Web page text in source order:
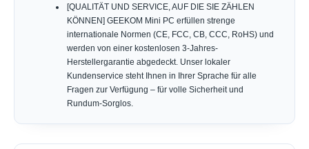
[QUALITÄT UND SERVICE, AUF DIE SIE ZÄHLEN
KÖNNEN] GEEKOM Mini PC erfüllen strenge
internationale Normen (CE, FCC, CB, CCC, RoHS) und
werden von einer kostenlosen 3-Jahres-
Herstellergarantie abgedeckt. Unser lokaler
Kundenservice steht Ihnen in Ihrer Sprache für alle
Fragen zur Verfügung – für volle Sicherheit und
Rundum-Sorglos.